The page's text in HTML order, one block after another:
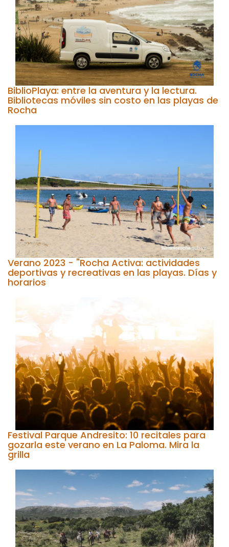
BiblioPlaya: entre la aventura y la lectura.
Bibliotecas móviles sin costo en las playas de
Rocha
Verano 2023 - "Rocha Activa: actividades
deportivas y recreativas en las playas. Días y
horarios
Festival Parque Andresito: 10 recitales para
gozarla este verano en La Paloma. Mira la
grilla